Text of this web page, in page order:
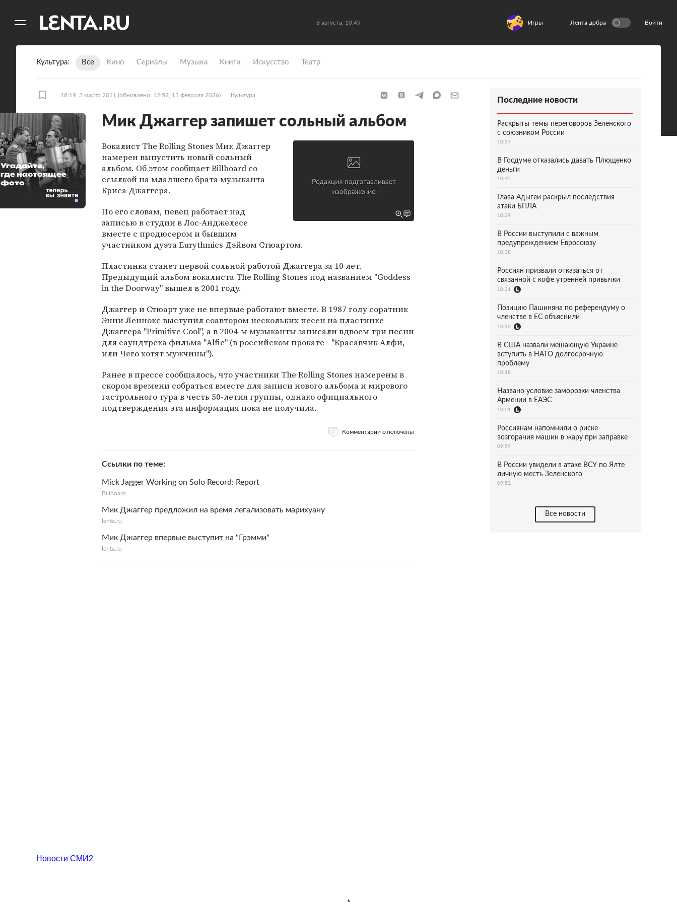
8 августа, 10:49 Игры Лента добра Войти
Культура Все Кино Сериалы Музыка Книги Искусство Театр
18:19, 3 марта 2011 (обновлено: 12:52, 13 февраля 2026) Культура
Мик Джаггер запишет сольный альбом
Вокалист The Rolling Stones Мик Джаггер
намерен выпустить новый сольный
альбом. Об этом сообщает Billboard со
ссылкой на младшего брата музыканта
Криса Джаггера.
По его словам, певец работает над
записью в студии в Лос-Анджелесе
вместе с продюсером и бывшим
участником дуэта Eurythmics Дэйвом Стюартом.
Пластинка станет первой сольной работой Джаггера за 10 лет.
Предыдущий альбом вокалиста The Rolling Stones под названием "Goddess
in the Doorway" вышел в 2001 году.
Джаггер и Стюарт уже не впервые работают вместе. В 1987 году соратник
Энни Леннокс выступил соавтором нескольких песен на пластинке
Джаггера "Primitive Cool", а в 2004-м музыканты записали вдвоем три песни
для саундтрека фильма "Alfie" (в российском прокате - "Красавчик Алфи,
или Чего хотят мужчины").
Ранее в прессе сообщалось, что участники The Rolling Stones намерены в
скором времени собраться вместе для записи нового альбома и мирового
гастрольного тура в честь 50-летия группы, однако официального
подтверждения эта информация пока не получила.
Комментарии отключены
Ссылки по теме
Mick Jagger Working on Solo Record: Report
Billboard
Мик Джаггер предложил на время легализовать марихуану
lenta.ru
Мик Джаггер впервые выступит на "Грэмми"
lenta.ru
Угадайте,
где настоящее
фото
Последние новости
Раскрыты темы переговоров Зеленского
с союзником России
10:37
В Госдуме отказались давать Плющенко
деньги
10:45
Глава Адыгеи раскрыл последствия
атаки БПЛА
10:39
В России выступили с важным
предупреждением Евросоюзу
10:38
Россиян призвали отказаться от
связанной с кофе утренней привычки
10:31
Позицию Пашиняна по референдуму о
членстве в ЕС объяснили
10:30
В США назвали мешающую Украине
вступить в НАТО долгосрочную
проблему
10:18
Названо условие заморозки членства
Армении в ЕАЭС
10:01
Россиянам напомнили о риске
возгорания машин в жару при заправке
09:59
В России увидели в атаке ВСУ по Ялте
личную месть Зеленского
09:52
Все новости
Новости СМИ2